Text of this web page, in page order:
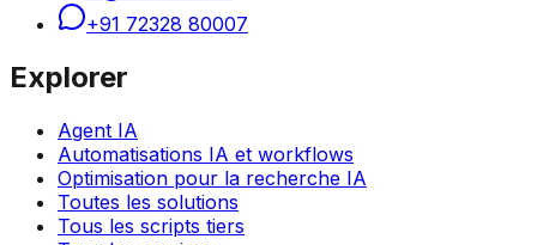
+91 72328 80007
Explorer
Agent IA
Automatisations IA et workflows
Optimisation pour la recherche IA
Toutes les solutions
Tous les scripts tiers